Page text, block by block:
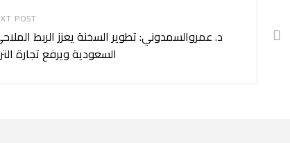
POST
د. عمروالسمدوني: تطوير السخنة يعزز الربط
السعودية ويرفع تجارة